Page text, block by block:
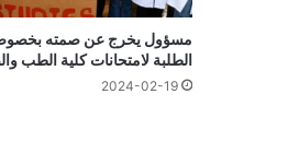
مسؤول يخرج عن صمته
الطلبة لامتحانات كلية الطب
2024-02-19